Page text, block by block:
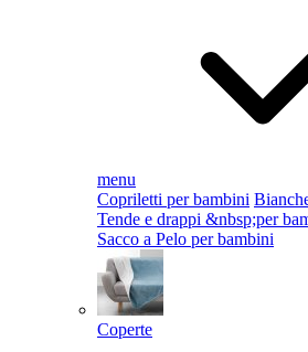
menu
Copriletti per bambini
Tende e drappi &nbsp;per
Sacco a Pelo per bambini
Coperte